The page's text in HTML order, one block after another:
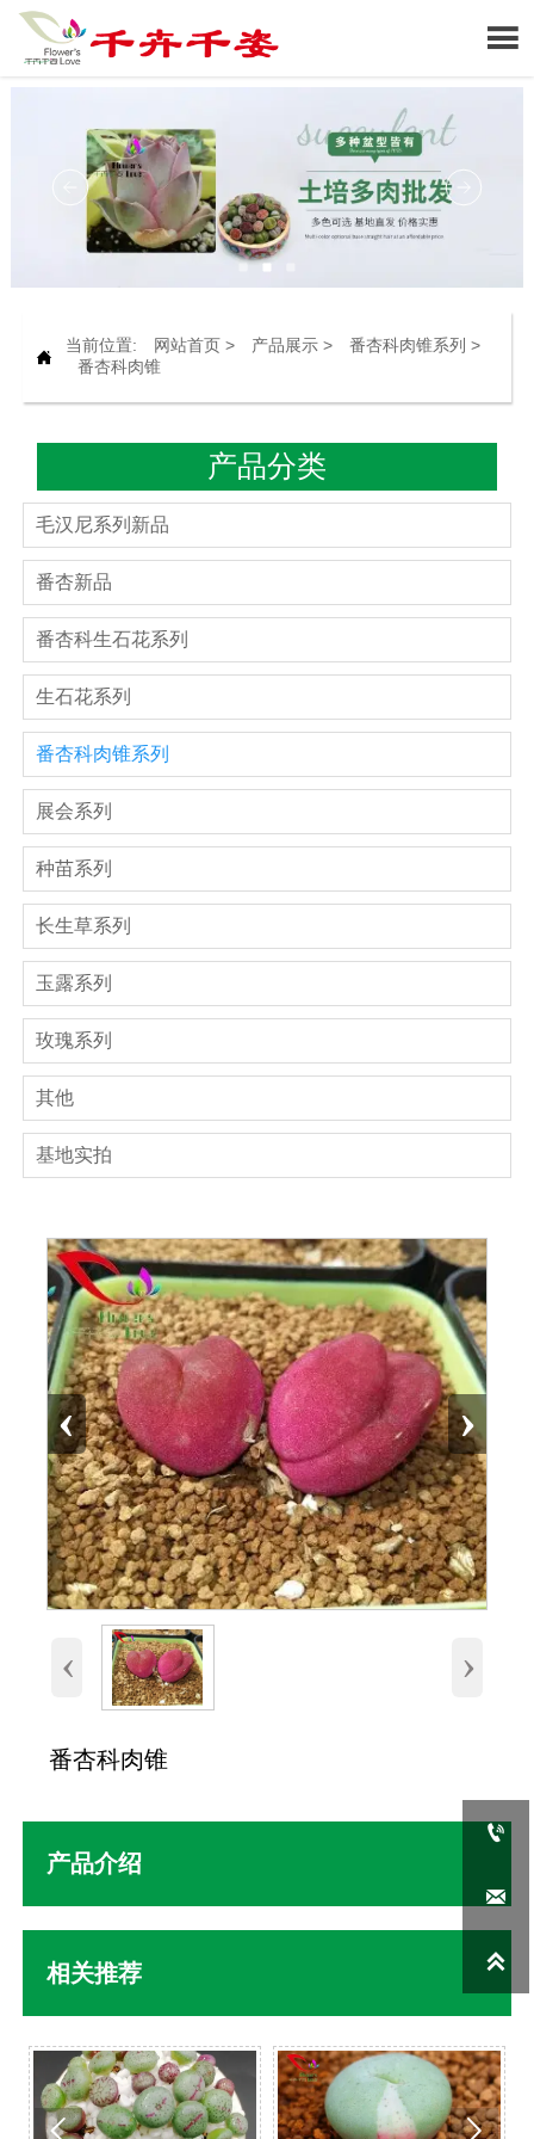


当前位置: 网站首页> 产品展示> 番杏科肉锥系列 >
番杏科肉锥
产品分类
毛汉尼系列新品
番杏新品
番杏科生石花系列
生石花系列
番杏科肉锥系列
展会系列
种苗系列
长生草系列
玉露系列
玫瑰系列
其他
基地实拍
‹ ›
‹ ›
番杏科肉锥
产品介绍
相关推荐
 


